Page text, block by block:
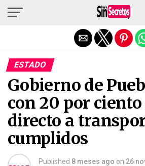
ESTADO
Gobierno de
con 20 por
directo a
cumplidos
Published 8 meses ago on 26
Salir de la versión